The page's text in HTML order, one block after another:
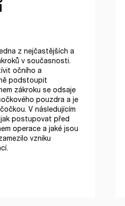
z nejčastějších a
v současnosti.
očního a
podstoupit
zákroku se odsaje
pouzdra a je
V následujícím
postupovat před
operace a jaké jsou
vzniku